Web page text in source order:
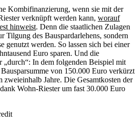
Kombifinanzierung, wenn sie mit der
verknüpft werden kann, worauf
hinweist. Denn die staatlichen Zulagen
Tilgung des Bauspardarlehens, sondern
genutzt werden. So lassen sich bei einer
Euro sparen. Und die
„durch“: In dem folgenden Beispiel mit
von 150.000 Euro verkürzt
Jahre. Die Gesamtkosten der
Wohn-Riester um fast 30.000 Euro